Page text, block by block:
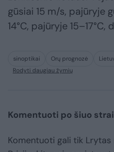
gūsiai 15 m/s, pajūryje
14°C, pajūryje 15–17°C,
sinoptikai Orų prognozė
Rodyti daugiau žymių
Komentuoti po šiuo
Komentuoti gali tik